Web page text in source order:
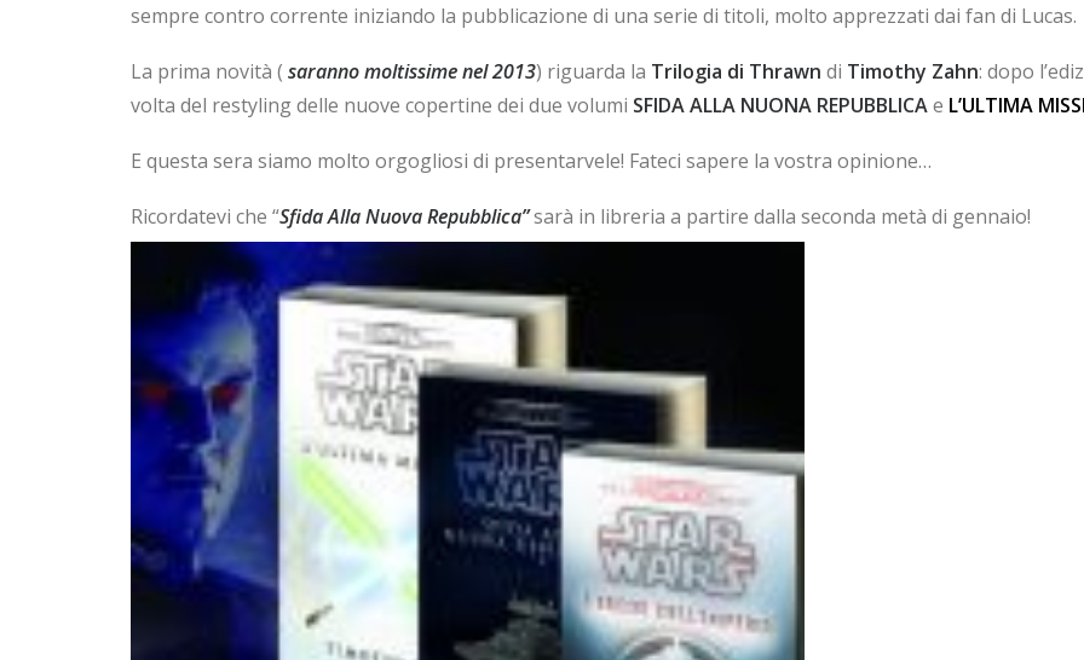
sempre contro corrente iniziando la pubblicazione di una serie di titoli, molto apprezzati dai fan di Lucas.
La prima novità ( saranno moltissime nel 2013) riguarda la Trilogia di Thrawn di Timothy Zahn: dopo
volta del restyling delle nuove copertine dei due volumi SFIDA ALLA NUONA REPUBBLICAe L’ULTIMA
E questa sera siamo molto orgogliosi di presentarvele! Fateci sapere la vostra opinione…
Ricordatevi che “Sfida Alla Nuova Repubblica”sarà in libreria a partire dalla seconda metà di gennaio!